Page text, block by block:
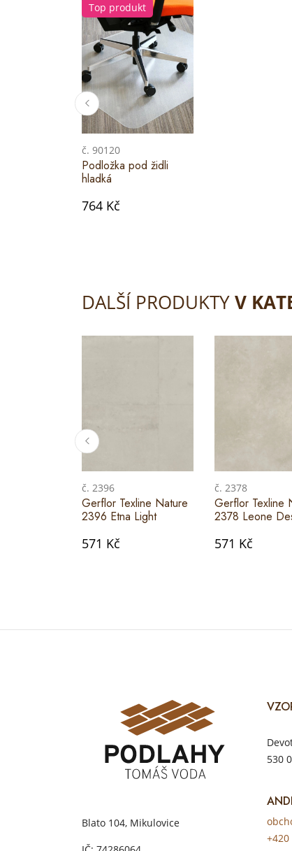
Top produkt
č. 90120
Podložka pod židli
hladká
764 Kč
DALŠÍ PRODUKTYV
č. 2396
Gerflor Texline Nature
2396 Etna Light
571 Kč
č. 2378
Gerflor Texline
2378 Leone
571 Kč
Blato 104, Mikulovice
530
+420